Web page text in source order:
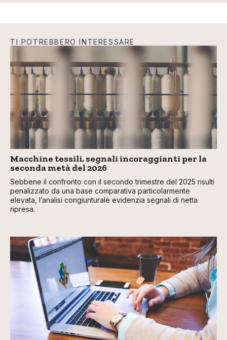
TI POTREBBERO INTERESSARE
Macchine tessili, segnali incoraggianti per la
seconda metà del 2026
Sebbene il confronto con il secondo trimestre del 2025 risulti
penalizzato da una base comparativa particolarmente
elevata, l’analisi congiunturale evidenzia segnali di netta
ripresa.